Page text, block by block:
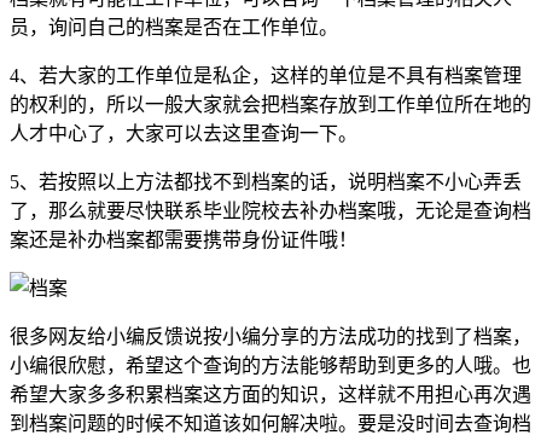
员，询问自己的档案是否在工作单位。
4、若大家的工作单位是私企，这样的单位是不具有档案管理
的权利的，所以一般大家就会把档案存放到工作单位所在地的
人才中心了，大家可以去这里查询一下。
5、若按照以上方法都找不到档案的话，说明档案不小心弄丢
了，那么就要尽快联系毕业院校去补办档案哦，无论是查询档
案还是补办档案都需要携带身份证件哦！
很多网友给小编反馈说按小编分享的方法成功的找到了档案，
小编很欣慰，希望这个查询的方法能够帮助到更多的人哦。也
希望大家多多积累档案这方面的知识，这样就不用担心再次遇
到档案问题的时候不知道该如何解决啦。要是没时间去查询档